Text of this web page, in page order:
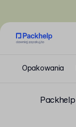
Opakowania
Packhelp